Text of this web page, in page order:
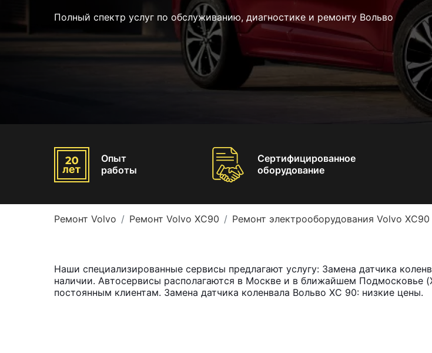
Полный спектр услуг по обслуживанию, диагностике и ремонту Вольво
Опыт
работы
Сертифицированное
оборудование
Ремонт Volvo Ремонт Volvo XC90 Ремонт электрооборудования Volvo XC90
Наши специализированные сервисы предлагают услугу: Замена датчика
наличии. Автосервисы располагаются в Москве и в ближайшем Подмосковье
постоянным клиентам. Замена датчика коленвала Вольво ХС 90: низкие цены.